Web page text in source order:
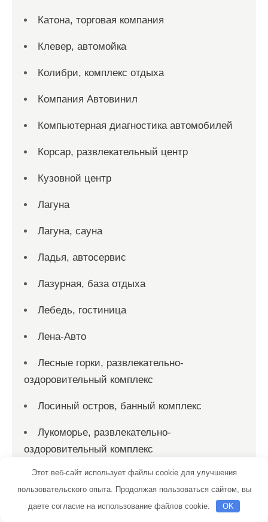
Катона, торговая компания
Клевер, автомойка
Колибри, комплекс отдыха
Компания Автовинил
Компьютерная диагностика автомобилей
Корсар, развлекательный центр
Кузовной центр
Лагуна
Лагуна, сауна
Ладья, автосервис
Лазурная, база отдыха
Лебедь, гостиница
Лена-Авто
Лесные горки, развлекательно-
оздоровительный комплекс
Лосиный остров, банный комплекс
Лукоморье, развлекательно-
оздоровительный комплекс
Луховская добрая баня
Лучший выбор, сауна
Этот веб-сайт использует файлы cookie для улучшения
пользовательского опыта. Продолжая пользоваться сайтом, вы
даете согласие на использование файлов cookie.
OK